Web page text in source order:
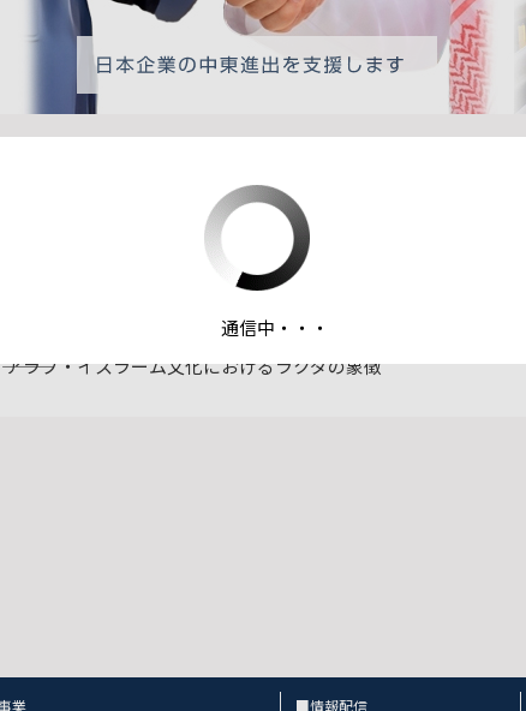
ファイルダウンロード
東協力センターニュース_No.02902_「アラブを知る、感じる_
アラブ・イスラーム文化におけるラクダの象徴
業 ■情報配信
通信中・・・